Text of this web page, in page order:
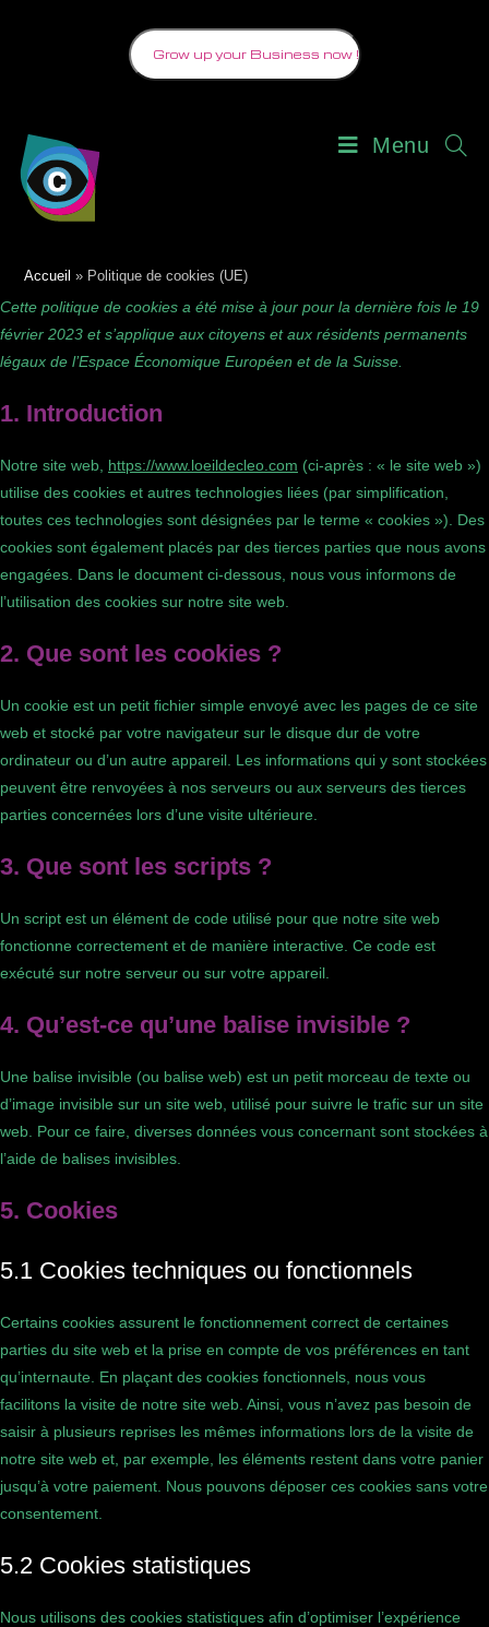
Grow up your Business now !
Menu
Accueil » Politique de cookies (UE)
Cette politique de cookies a été mise à jour pour la dernière fois le 19
février 2023 et s’applique aux citoyens et aux résidents permanents
légaux de l’Espace Économique Européen et de la Suisse.
1. Introduction
Notre site web, https://www.loeildecleo.com (ci-après : « le site web »)
utilise des cookies et autres technologies liées (par simplification,
toutes ces technologies sont désignées par le terme « cookies »). Des
cookies sont également placés par des tierces parties que nous avons
engagées. Dans le document ci-dessous, nous vous informons de
l’utilisation des cookies sur notre site web.
2. Que sont les cookies ?
Un cookie est un petit fichier simple envoyé avec les pages de ce site
web et stocké par votre navigateur sur le disque dur de votre
ordinateur ou d’un autre appareil. Les informations qui y sont stockées
peuvent être renvoyées à nos serveurs ou aux serveurs des tierces
parties concernées lors d’une visite ultérieure.
3. Que sont les scripts ?
Un script est un élément de code utilisé pour que notre site web
fonctionne correctement et de manière interactive. Ce code est
exécuté sur notre serveur ou sur votre appareil.
4. Qu’est-ce qu’une balise invisible ?
Une balise invisible (ou balise web) est un petit morceau de texte ou
d’image invisible sur un site web, utilisé pour suivre le trafic sur un site
web. Pour ce faire, diverses données vous concernant sont stockées à
l’aide de balises invisibles.
5. Cookies
5.1 Cookies techniques ou fonctionnels
Certains cookies assurent le fonctionnement correct de certaines
parties du site web et la prise en compte de vos préférences en tant
qu’internaute. En plaçant des cookies fonctionnels, nous vous
facilitons la visite de notre site web. Ainsi, vous n’avez pas besoin de
saisir à plusieurs reprises les mêmes informations lors de la visite de
notre site web et, par exemple, les éléments restent dans votre panier
jusqu’à votre paiement. Nous pouvons déposer ces cookies sans votre
consentement.
5.2 Cookies statistiques
Nous utilisons des cookies statistiques afin d’optimiser l’expérience